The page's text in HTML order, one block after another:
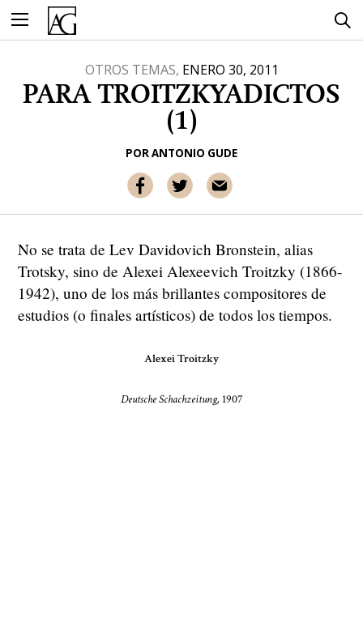
contenido
OTROS TEMAS, ENERO 30, 2011
PARA TROITZKYADICTOS
(1)
PORANTONIO GUDE
No se trata de Lev Davidovich Bronstein, alias
Trotsky, sino de Alexei Alexeevich Troitzky (1866-
1942), uno de los más brillantes compositores de
estudios (o finales artísticos) de todos los tiempos.
Alexei Troitzky
Deutsche Schachzeitung, 1907